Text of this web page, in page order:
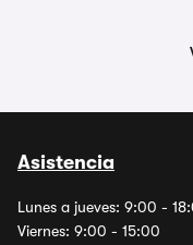
Asistencia
Lunes a jueves: 9:00 -
Viernes: 9:00 - 15:00